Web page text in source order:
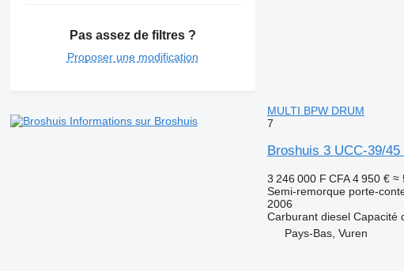
Pas assez de filtres ?
Proposer une modification
Informations sur Broshuis
MULTI BPW DRUM
7
Broshuis 3 UCC-39/
3 246 000 F CFA 4 950 € ≈
Semi-remorque porte-
2006
Carburant diesel Capacité
Pays-Bas, Vuren